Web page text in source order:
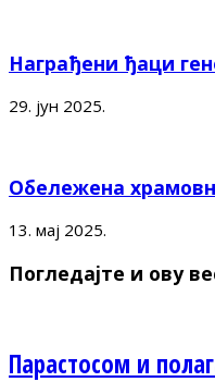
Награђени ђаци
29. јун 2025.
Обележена
13. мај 2025.
Погледајте и ову
Парастосом и